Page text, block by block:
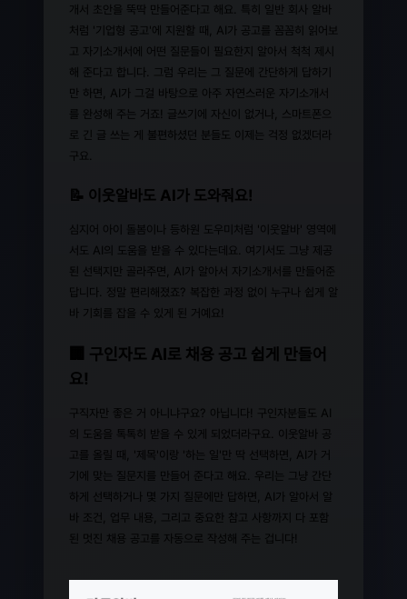
개서 초안을 뚝딱 만들어준다고 해요. 특히 일반 회사 알바
처럼 '기업형 공고'에 지원할 때, AI가 공고를 꼼꼼히 읽어보
고 자기소개서에 어떤 질문들이 필요한지 알아서 척척 제시
해 준다고 합니다. 그럼 우리는 그 질문에 간단하게 답하기
만 하면, AI가 그걸 바탕으로 아주 자연스러운 자기소개서
를 완성해 주는 거죠! 글쓰기에 자신이 없거나, 스마트폰으
로 긴 글 쓰는 게 불편하셨던 분들도 이제는 걱정 없겠더라
구요.
📝 이웃알바도 AI가 도와줘요!
심지어 아이 돌봄이나 등하원 도우미처럼 '이웃알바' 영역에
서도 AI의 도움을 받을 수 있다는데요. 여기서도 그냥 제공
된 선택지만 골라주면, AI가 알아서 자기소개서를 만들어준
답니다. 정말 편리해졌죠? 복잡한 과정 없이 누구나 쉽게 알
바 기회를 잡을 수 있게 된 거예요!
🏢 구인자도 AI로 채용 공고 쉽게 만들어
요!
구직자만 좋은 거 아니냐구요? 아닙니다! 구인자분들도 AI
의 도움을 톡톡히 받을 수 있게 되었더라구요. 이웃알바 공
고를 올릴 때, '제목'이랑 '하는 일'만 딱 선택하면, AI가 거
기에 맞는 질문지를 만들어 준다고 해요. 우리는 그냥 간단
하게 선택하거나 몇 가지 질문에만 답하면, AI가 알아서 알
바 조건, 업무 내용, 그리고 중요한 참고 사항까지 다 포함
된 멋진 채용 공고를 자동으로 작성해 주는 겁니다!